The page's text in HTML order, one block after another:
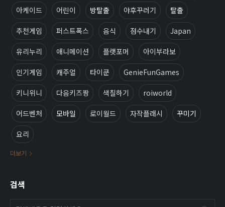
아케이드 어린이 방탈출 야후꾸러기 탈출
추천게임 퍼스트폭스 음식 점수내기 Japan
유리누리 애니메이션 플랫포머 아이부라보
인기게임 캐주얼 타이쿤 GenieFunGames
키니위니 다음키즈짱 색칠하기 roiworld
어드벤처 모바일 로이월드 자작플래시 꾸미기
요리
더보기
검색